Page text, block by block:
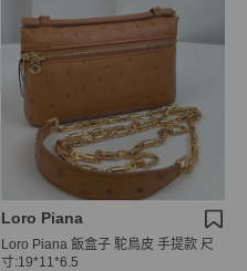
Loro Piana
Loro Piana 飯盒子 駝鳥皮 手提款 尺
寸:19*11*6.5